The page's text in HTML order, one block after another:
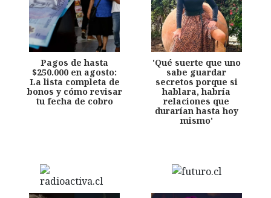
Pagos de hasta
$250.000 en agosto:
La lista completa de
bonos y cómo revisar
tu fecha de cobro
'Qué suerte que uno
sabe guardar
secretos porque si
hablara, habría
relaciones que
durarían hasta hoy
mismo'